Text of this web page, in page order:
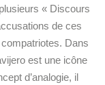
« Discours
de ces
Dans
est une icône
d’analogie, il